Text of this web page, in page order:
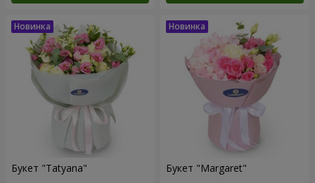
Букет "Tatyana" Букет "Margaret"